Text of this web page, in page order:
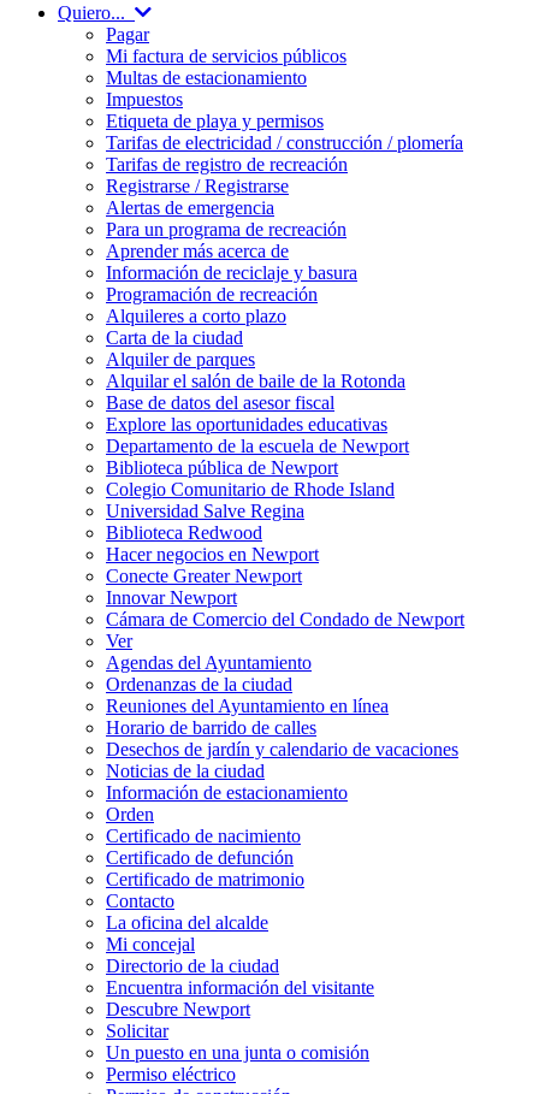
Quiero...
Pagar
Mi factura de servicios públicos
Multas de estacionamiento
Impuestos
Etiqueta de playa y permisos
Tarifas de electricidad / construcción / plomería
Tarifas de registro de recreación
Registrarse / Registrarse
Alertas de emergencia
Para un programa de recreación
Aprender más acerca de
Información de reciclaje y basura
Programación de recreación
Alquileres a corto plazo
Carta de la ciudad
Alquiler de parques
Alquilar el salón de baile de la Rotonda
Base de datos del asesor fiscal
Explore las oportunidades educativas
Departamento de la escuela de Newport
Biblioteca pública de Newport
Colegio Comunitario de Rhode Island
Universidad Salve Regina
Biblioteca Redwood
Hacer negocios en Newport
Conecte Greater Newport
Innovar Newport
Cámara de Comercio del Condado de Newport
Ver
Agendas del Ayuntamiento
Ordenanzas de la ciudad
Reuniones del Ayuntamiento en línea
Horario de barrido de calles
Desechos de jardín y calendario de vacaciones
Noticias de la ciudad
Información de estacionamiento
Orden
Certificado de nacimiento
Certificado de defunción
Certificado de matrimonio
Contacto
La oficina del alcalde
Mi concejal
Directorio de la ciudad
Encuentra información del visitante
Descubre Newport
Solicitar
Un puesto en una junta o comisión
Permiso eléctrico